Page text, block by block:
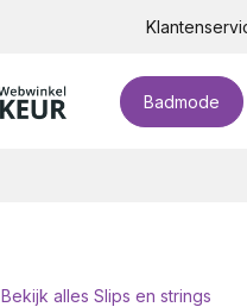
Badmode
Bekijk alles Slips en strings